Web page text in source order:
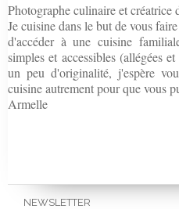
NEWSLETTER
Photographe culinaire et créatrice
Je cuisine dans le but de vous
d'accéder à une cuisine
simples et accessibles (allégées
un peu d'originalité, j'espère
cuisine autrement pour que vous
Armelle